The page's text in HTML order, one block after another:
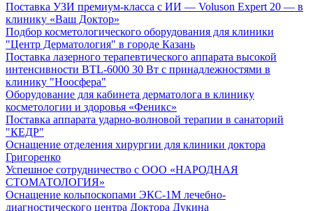
Поставка УЗИ премиум-класса с ИИ — Voluson Expert 20 — в
клинику «Ваш Доктор»
Подбор косметологического оборудования для клиники
"Центр Дерматология" в городе Казань
Поставка лазерного терапевтического аппарата высокой
интенсивности BTL-6000 30 Вт с принадлежностями в
клинику "Ноосфера"
Оборудование для кабинета дерматолога в клинику
косметологии и здоровья «Феникс»
Поставка аппарата ударно-волновой терапии в санаторий
"КЕДР"
Оснащение отделения хирургии для клиники доктора
Григоренко
Успешное сотрудничество с ООО «НАРОДНАЯ
СТОМАТОЛОГИЯ»
Оснащение кольпоскопами ЭКС-1М лечебно-
диагностического центра Доктора Дукина